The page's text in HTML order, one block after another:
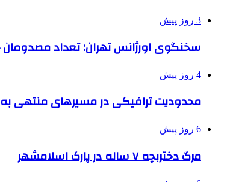
3 روز پیش
سخنگوی اورژانس تهران: تعداد مصدومان
4 روز پیش
محدودیت ترافیکی در مسیرهای منتهی
6 روز پیش
مرگ دختربچه ۷ ساله در پارک اسلامشهر